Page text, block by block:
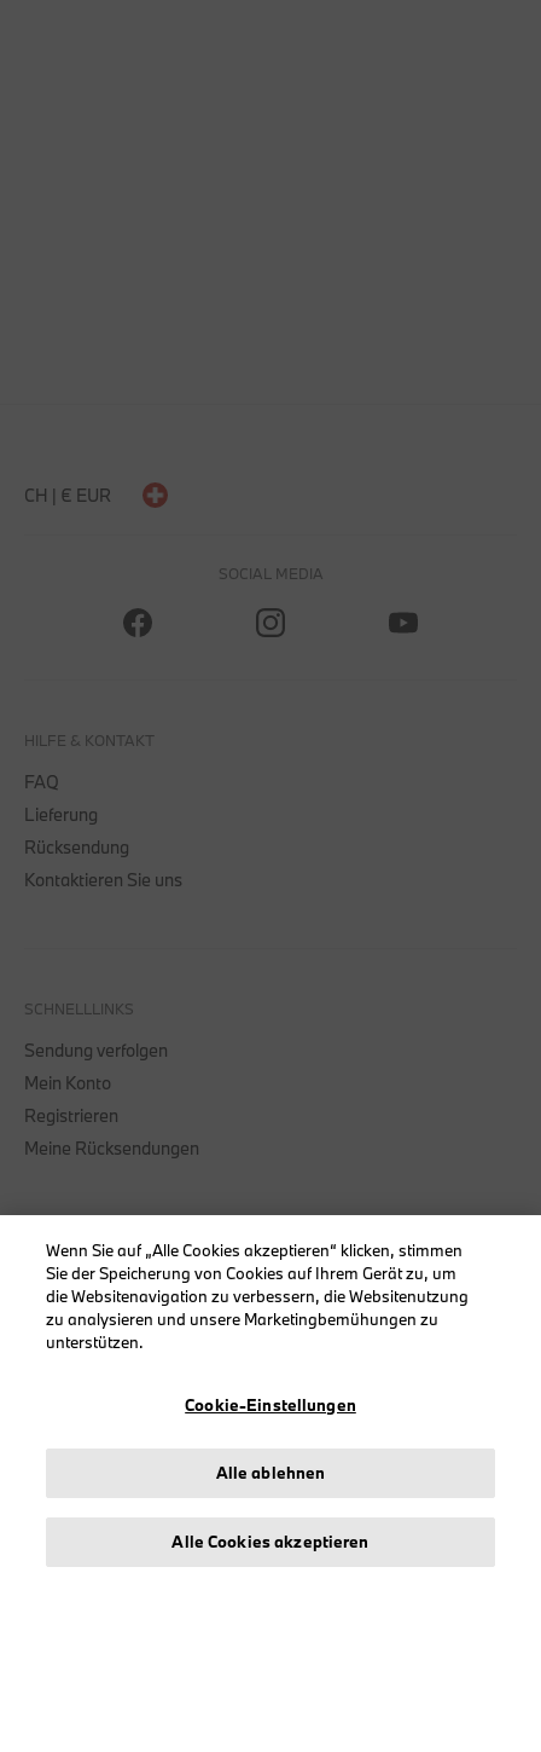
CH | € EUR
SOCIAL MEDIA
HILFE & KONTAKT
FAQ
Lieferung
Rücksendung
Kontaktieren Sie uns
SCHNELLLINKS
Sendung verfolgen
Mein Konto
Registrieren
Meine Rücksendungen
KOLLEKTIONEN
Herren
Damen
BMW M
Wenn Sie auf „Alle Cookies akzeptieren“ klicken, stimmen
Sie der Speicherung von Cookies auf Ihrem Gerät zu, um
die Websitenavigation zu verbessern, die Websitenutzung
zu analysieren und unsere Marketingbemühungen zu
unterstützen.
Cookie-Einstellungen
Alle ablehnen
Alle Cookies akzeptieren